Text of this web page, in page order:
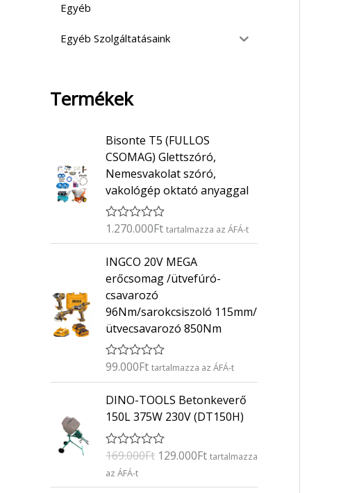
Egyéb
Egyéb Szolgáltatásaink
Termékek
Bisonte T5 (FULLOS
CSOMAG) Glettszóró,
Nemesvakolat szóró,
vakológép oktató anyaggal
É
é
e
l
é
s
:
/
5
1.270.000Ft tartalmazza az ÁFÁ-t
INGCO 20V MEGA
erőcsomag /ütvefúró-
csavarozó
96Nm/sarokcsiszoló 115mm/
ütvecsavarozó 850Nm
É
é
k
e
é
s
0
/
99.000Ft tartalmazza az ÁFÁ-t
DINO-TOOLS Betonkeverő
150L 375W 230V (DT150H)
É
t
é
169.000Ft
O
r
g
129.000Ft
C
u
etartalmazza
az ÁFÁ-t